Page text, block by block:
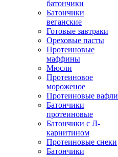
батончики
Батончики
веганские
Готовые завтраки
Ореховые пасты
Протеиновые
маффины
Мюсли
Протеиновое
мороженое
Протеиновые вафли
Батончики
протеиновые
Батончики с Л-
карнитином
Протеиновые снеки
Батончики